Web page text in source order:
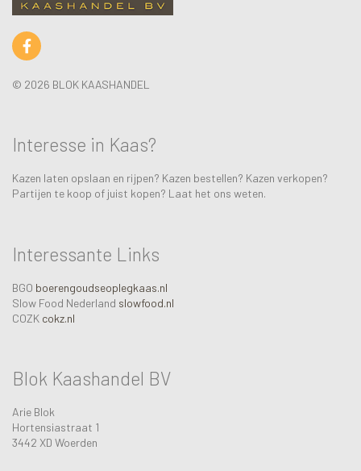
© 2026 BLOK KAASHANDEL
Interesse in Kaas?
Kazen laten opslaan en rijpen? Kazen bestellen? Kazen verkopen?
Partijen te koop of juist kopen? Laat het ons weten.
Interessante Links
BGO boerengoudseoplegkaas.nl
Slow Food Nederland slowfood.nl
COZK cokz.nl
Blok Kaashandel BV
Arie Blok
Hortensiastraat 1
3442 XD Woerden